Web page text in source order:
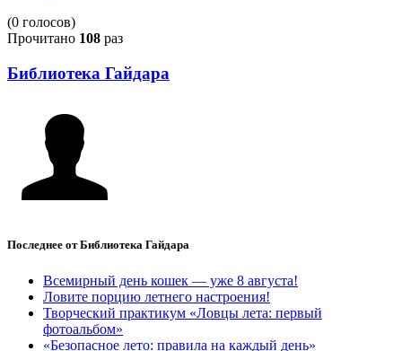
(0 голосов)
Прочитано 108 раз
Библиотека Гайдара
Последнее от Библиотека Гайдара
Всемирный день кошек — уже 8 августа!
Ловите порцию летнего настроения!
Творческий практикум «Ловцы лета: первый
фотоальбом»
«Безопасное лето: правила на каждый день»